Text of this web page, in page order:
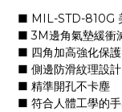
■ MIL-STD-810G
■ 3M邊角氣墊緩衝
■ 四角加高強化保護
■ 側邊防滑紋理設計
■ 精準開孔不卡塵
■ 符合人體工學的